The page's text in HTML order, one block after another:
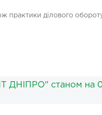
практики ділового
ДНІПРО" станом на